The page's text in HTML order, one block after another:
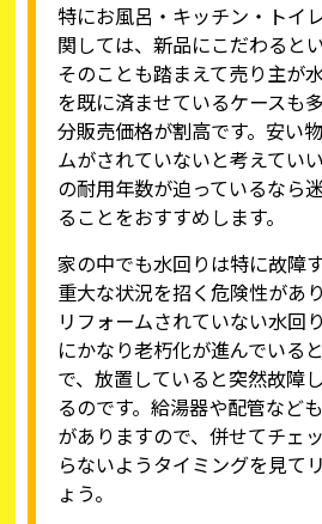
特にお風呂・キッチン・トイ
関しては、新品にこだわると
そのことも踏まえて売り主が
を既に済ませているケースも
分販売価格が割高です。安い
ムがされていないと考えてい
の耐用年数が迫っているなら
ることをおすすめします。
家の中でも水回りは特に故障
重大な状況を招く危険性があ
リフォームされていない水回
にかなり老朽化が進んでいる
で、放置していると突然故障
るのです。給湯器や配管など
がありますので、併せてチェ
らないようタイミングを見て
ょう。